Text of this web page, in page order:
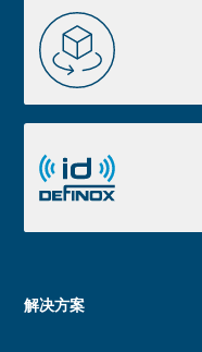
CAD
3D,
2D
图
取
们
ID
应
的
Menu
解决方案